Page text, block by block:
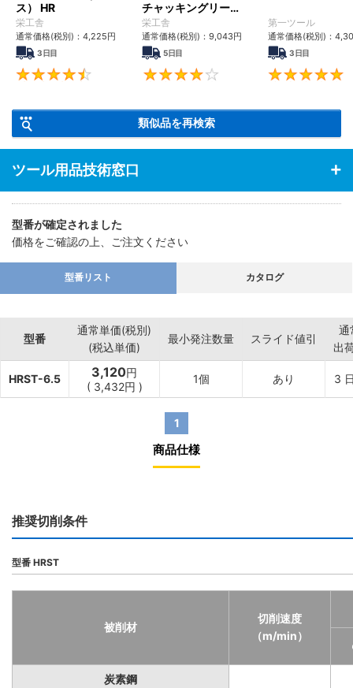
ス） HR
栄工舎
通常価格(税別)： 4,225円
3日目
4.6
チャッキングリーマ
SCR
栄工舎
通常価格(税別)： 9,043円
5日目
4.2
第一ツール
通常価格(税別)：
3日目
類似品を再検索
ツール用品技術窓口
型番が確定されました
価格をご確認の上、ご注文ください
型番リスト カタログ
型番
通常単価(税別)
(税込単価)
最小発注数量 スライド値引
通
出
HRST-6.5 3,120円
( 3,432円 )
1個 あり 3
1
商品仕様
推奨切削条件
型番 HRST
被削材
切削速度
（m/min）
炭素鋼